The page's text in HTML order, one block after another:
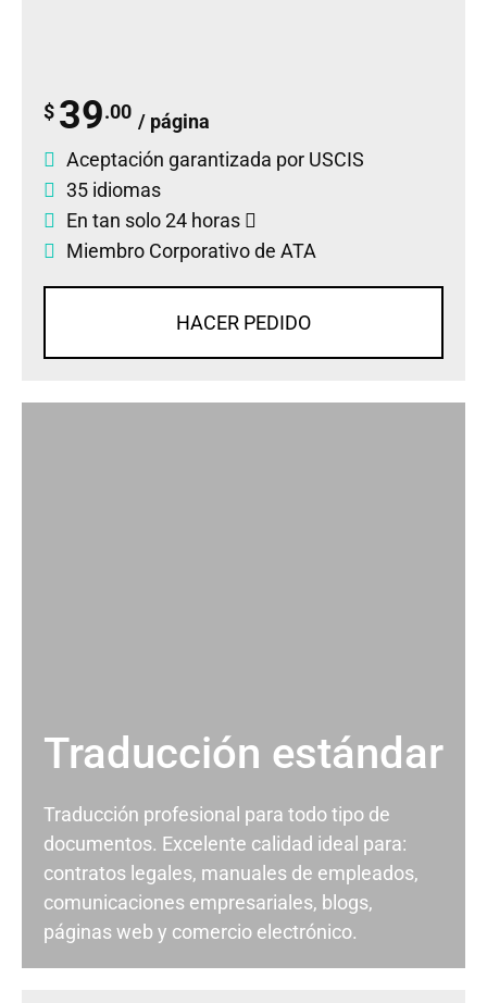
$ 39.00 / página
Aceptación garantizada por USCIS
35 idiomas
En tan solo 24 horas
Miembro Corporativo de ATA
HACER PEDIDO
Traducción estándar
Traducción profesional para todo tipo de
documentos. Excelente calidad ideal para:
contratos legales, manuales de empleados,
comunicaciones empresariales, blogs,
páginas web y comercio electrónico.